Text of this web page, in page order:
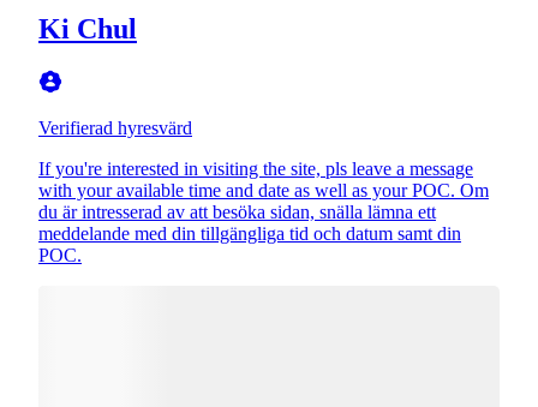
Ki Chul
Verifierad hyresvärd
If you're interested in visiting the site, pls leave a message
with your available time and date as well as your POC. Om
du är intresserad av att besöka sidan, snälla lämna ett
meddelande med din tillgängliga tid och datum samt din
POC.